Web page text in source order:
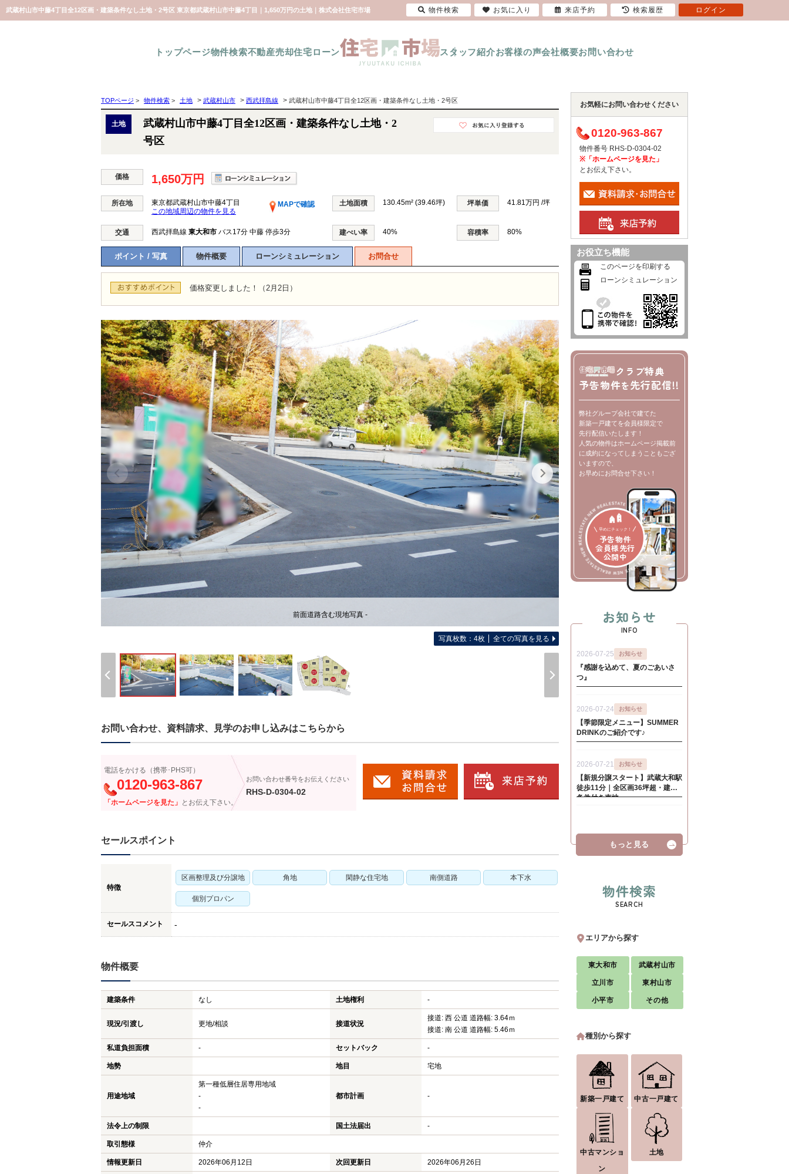
武蔵村山市中藤4丁目全12区画・建築条件なし土地・2号区 東京都武蔵村山市中藤4丁目｜1,650万円の土地｜株式会社住宅市場
トップページ物件検索不動産売却住宅ローン スタッフ紹介お客様の声会社概要お問い合わせ
TOPページ > 物件検索 > 土地 > 武蔵村山市 > 西武拝島線 > 武蔵村山市中藤4丁目全12区画・建築条件なし土地・2号区
土地
武蔵村山市中藤4丁目全12区画・建築条件なし土地・2
号区
価格 1,650万円
所在地 東京都武蔵村山市中藤4丁目
MAPで確認
この地域周辺の物件を見る
土地面積 130.45m² (39.46坪) 坪単価 41.81万円 /坪
交通 西武拝島線 東大和市 バス17分 中藤 停歩3分 建ぺい率 40% 容積率 80%
ポイント / 写真 物件概要 ローンシミュレーション お問合せ
価格変更しました！（2月2日）
前面道路含む現地写真 -
写真枚数：4枚 全ての写真を見る
お問い合わせ、資料請求、見学のお申し込みはこちらから
電話をかける（携帯･PHS可）
0120-963-867
「ホームページを見た」 とお伝え下さい。
お問い合わせ番号をお伝えください
RHS-D-0304-02
セールスポイント
特徴
区画整理及び分譲地 角地 閑静な住宅地 南側道路 本下水
個別プロパン
セールスコメント -
物件概要
建築条件 なし 土地権利 -
現況/引渡し 更地/相談 接道状況
接道: 西 公道 道路幅: 3.64ｍ
接道: 南 公道 道路幅: 5.46ｍ
私道負担面積 - セットバック -
地勢 地目 宅地
用途地域
第一種低層住居専用地域
-
-
都市計画 -
法令上の制限 国土法届出 -
取引態様 仲介
情報更新日 2026年06月12日 次回更新日 2026年06月26日
お気軽にお問い合わせください
0120-963-867
物件番号 RHS-D-0304-02
※「ホームページを見た」
とお伝え下さい。
お役立ち機能
このページを印刷する
ローンシミュレーション
クラブ特典
予告物件を先行配信!!
弊社グループ会社で建てた
新築一戸建てを会員様限定で
先行配信いたします！
人気の物件はホームページ掲載前
に成約になってしまうこともござ
いますので、
お早めにお問合せ下さい！
早めにチェック！
予告物件
会員様先行
公開中
お知らせ
INFO
もっと見る
物件検索
SEARCH
エリアから探す
東大和市 武蔵村山市
立川市 東村山市
小平市 その他
種別から探す
新築一戸建て 中古一戸建て
中古マンショ
ン
土地
物件検索 お気に入り 来店予約 検索履歴 ログイン